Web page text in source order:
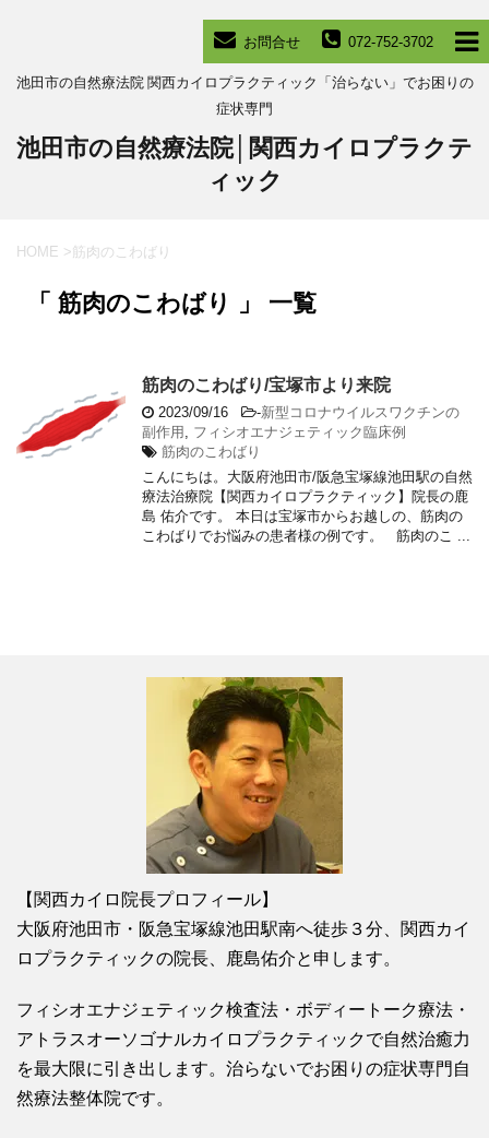
072-752-3702
お問合せ
池田市の自然療法院 関西カイロプラクティック「治らない」でお困りの
症状専門
池田市の自然療法院│関西カイロプラクテ
ィック
HOME >筋肉のこわばり
「 筋肉のこわばり 」 一覧
筋肉のこわばり/宝塚市より来院
2023/09/16 -新型コロナウイルスワクチンの
副作用
フィシオエナジェティック臨床例
筋肉のこわばり
こんにちは。大阪府池田市/阪急宝塚線池田駅の自然
療法治療院【関西カイロプラクティック】院長の鹿
島 佑介です。 本日は宝塚市からお越しの、筋肉の
こわばりでお悩みの患者様の例です。 筋肉のこ ...
【関西カイロ院長プロフィール】
大阪府池田市・阪急宝塚線池田駅南へ徒歩３分、関西カイ
ロプラクティックの院長、鹿島佑介と申します。
フィシオエナジェティック検査法・ボディートーク療法・
アトラスオーソゴナルカイロプラクティックで自然治癒力
を最大限に引き出します。治らないでお困りの症状専門自
然療法整体院です。